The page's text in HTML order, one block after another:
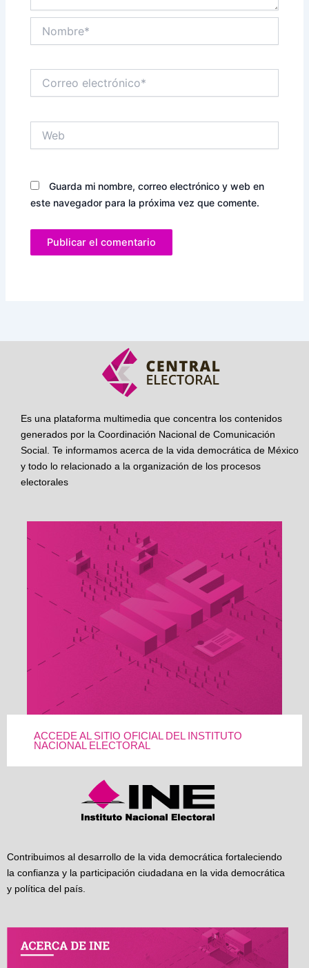
electrónico*
Guarda mi nombre, correo electrónico y web en
este navegador para la próxima vez que comente.
Es una plataforma multimedia que concentra los contenidos
generados por la Coordinación Nacional de Comunicación
Social. Te informamos acerca de la vida democrática de México
y todo lo relacionado a la organización de los procesos
electorales
ACCEDE AL SITIO OFICIAL DEL INSTITUTO
NACIONAL ELECTORAL
Contribuimos al desarrollo de la vida democrática fortaleciendo
la confianza y la participación ciudadana en la vida democrática
y política del país.